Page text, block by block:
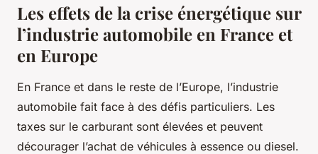
Les effets de la crise énergétique sur
l’industrie automobile en France et
en Europe
En France et dans le reste de l’Europe, l’industrie
automobile fait face à des défis particuliers. Les
taxes sur le carburant sont élevées et peuvent
décourager l’achat de véhicules à essence ou diesel.